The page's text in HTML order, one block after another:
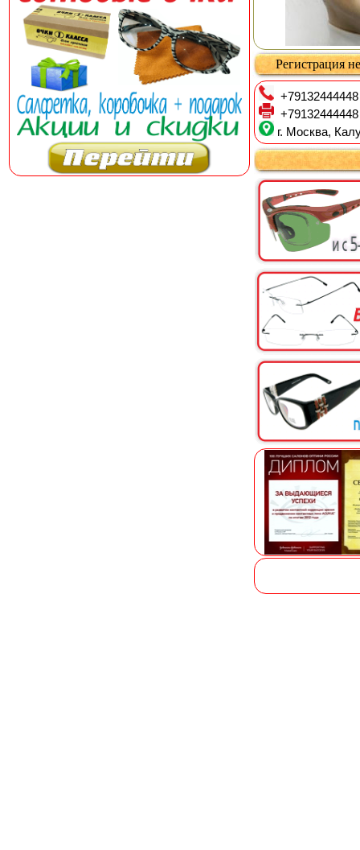
Регистрация
+79132444448
+79132444448
г. Москва,